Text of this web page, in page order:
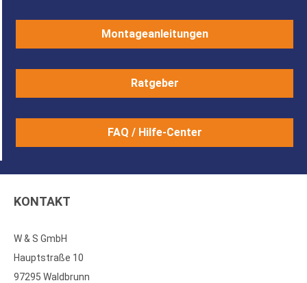
Montageanleitungen
Ratgeber
FAQ / Hilfe-Center
KONTAKT
W & S GmbH
Hauptstraße 10
97295 Waldbrunn